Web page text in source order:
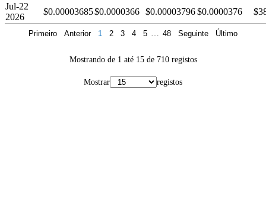
Jul-22
2026
$0.00003685$0.0000366 $0.00003796$0.0000376
Mostrando de 1 até 15 de 710 registos
Mostrar registos
Primeiro Anterior 1 2 3 4 5 48 Seguinte Último